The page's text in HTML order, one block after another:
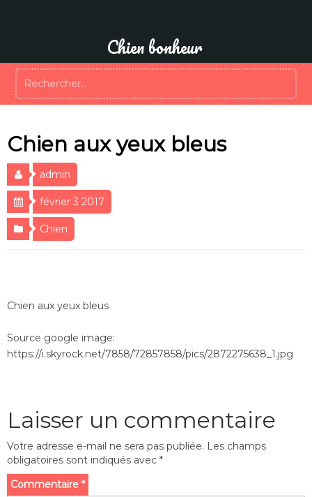
Chien bonheur
Chien aux yeux bleus
admin
février 3 2017
Chien
Chien aux yeux bleus
Source google image:
https://i.skyrock.net/7858/72857858/pics/2872275638_1.jpg
Laisser un commentaire
Votre adresse e-mail ne sera pas publiée. Les champs
obligatoires sont indiqués avec *
Commentaire *
Rechercher :